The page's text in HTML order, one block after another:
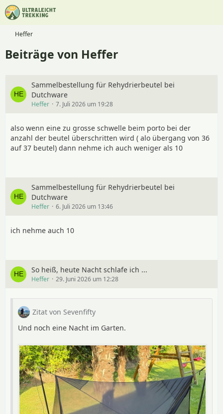
Heffer
Beiträge von Heffer
Sammelbestellung für Rehydrierbeutel bei
Dutchware
Heffer 7. Juli 2026 um 19:28
also wenn eine zu grosse schwelle beim porto bei der
anzahl der beutel überschritten wird ( alo übergang von 36
auf 37 beutel) dann nehme ich auch weniger als 10
Sammelbestellung für Rehydrierbeutel bei
Dutchware
Heffer 6. Juli 2026 um 13:46
ich nehme auch 10
So heiß, heute Nacht schlafe ich ...
Heffer 29. Juni 2026 um 12:28
Zitat von Sevenfifty
Und noch eine Nacht im Garten.